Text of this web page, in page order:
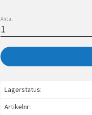
Antal
Lagerstatus
Artikelnr